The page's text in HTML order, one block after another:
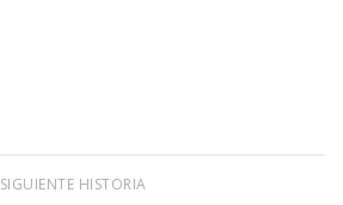
SIGUIENTE HISTORIA